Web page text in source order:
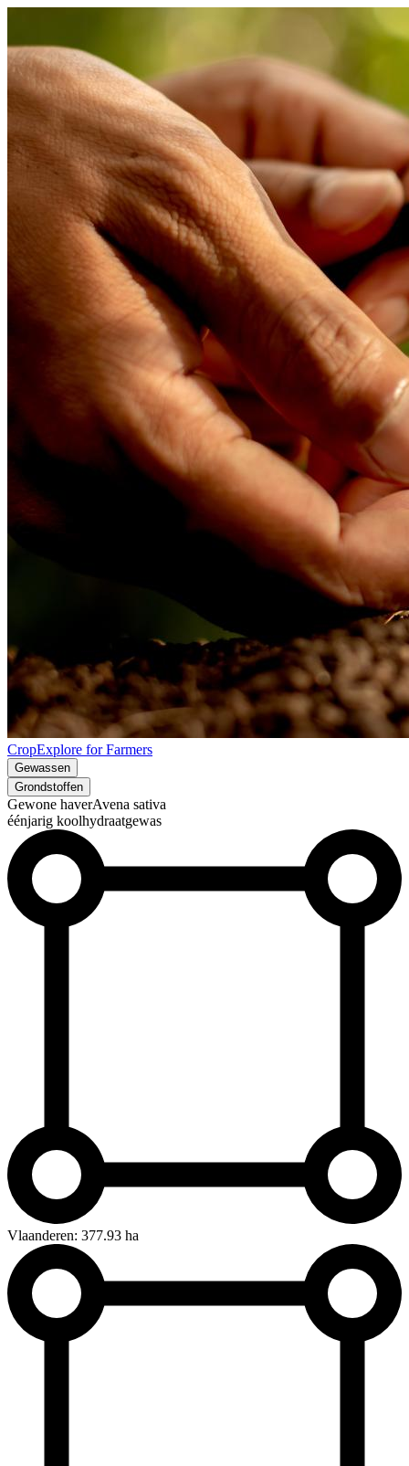
CropExplore for Farmers
Gewassen
Grondstoffen
Gewone haverAvena sativa
éénjarig koolhydraatgewas
Vlaanderen: 377.93 ha